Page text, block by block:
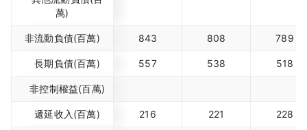
萬)
非流動負債(百萬) 843 808 789
長期負債(百萬) 557 538 518
非控制權益(百萬)
遞延收入(百萬) 216 221 228